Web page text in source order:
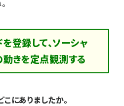
登録して、ソーシャ
きを定点観測する
こにありましたか。